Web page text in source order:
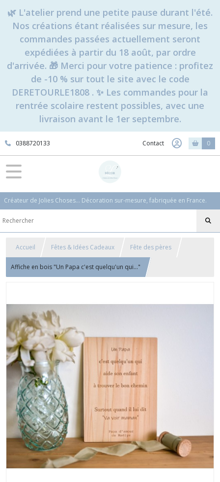
🌿 L'atelier prend une petite pause durant l'été.
Nos créations étant réalisées sur mesure, les
commandes passées actuellement seront
expédiées à partir du 18 août, par ordre
d'arrivée. 🎁 Merci pour votre patience : profitez
de -10 % sur tout le site avec le code
DERETOURLE1808 . ✨ Les commandes pour la
rentrée scolaire restent possibles, avec une
livraison avant le 1er septembre.
0388720133 Contact 0
Créateur de Jolies Choses... Décoration sur-mesure, fabriquée en France.
Accueil Fêtes & Idées Cadeaux Fête des pères
Affiche en bois "Un Papa c'est quelqu'un qui..."